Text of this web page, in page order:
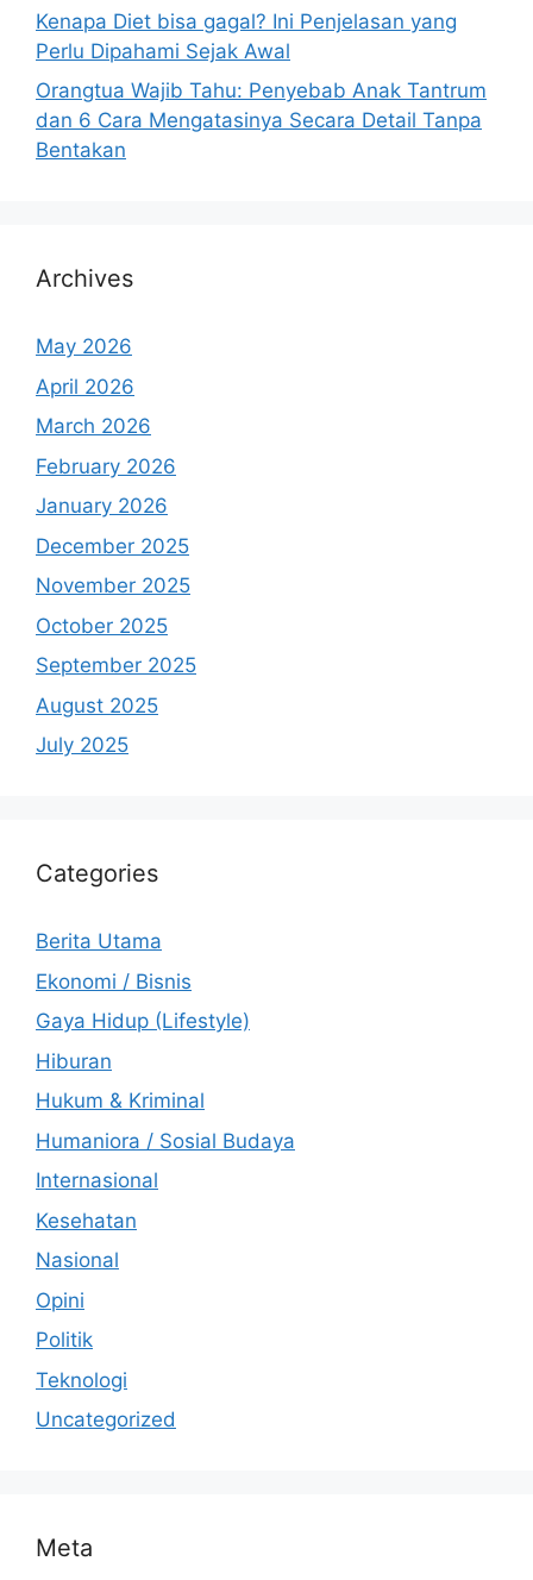
Kenapa Diet bisa gagal? Ini Penjelasan yang
Perlu Dipahami Sejak Awal
Orangtua Wajib Tahu: Penyebab Anak Tantrum
dan 6 Cara Mengatasinya Secara Detail Tanpa
Bentakan
Archives
May 2026
April 2026
March 2026
February 2026
January 2026
December 2025
November 2025
October 2025
September 2025
August 2025
July 2025
Categories
Berita Utama
Ekonomi / Bisnis
Gaya Hidup (Lifestyle)
Hiburan
Hukum & Kriminal
Humaniora / Sosial Budaya
Internasional
Kesehatan
Nasional
Opini
Politik
Teknologi
Uncategorized
Meta